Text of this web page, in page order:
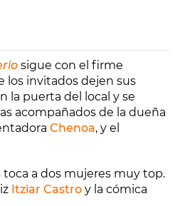
sigue con el firme
los invitados dejen sus
la puerta del local y se
acompañados de la dueña
Chenoa, y el
a dos mujeres muy top.
Itziar Castro y la cómica